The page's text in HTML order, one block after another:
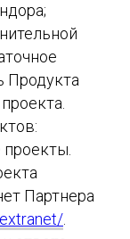
Продукта
Партнера